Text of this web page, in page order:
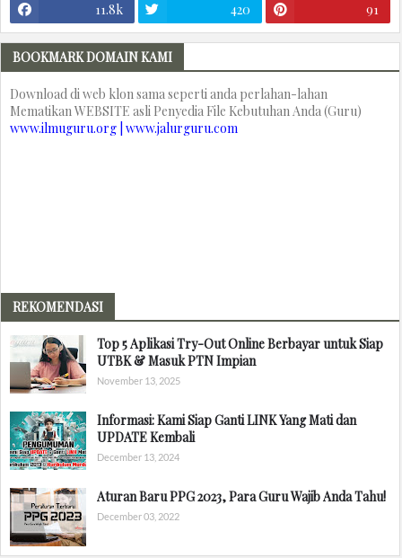
11.8k 420 91
BOOKMARK DOMAIN KAMI
Download di web klon sama seperti anda perlahan-lahan
Mematikan WEBSITE asli Penyedia File Kebutuhan Anda (Guru)
www.ilmuguru.org | www.jalurguru.com
REKOMENDASI
Top 5 Aplikasi Try-Out Online Berbayar untuk Siap
UTBK & Masuk PTN Impian
November 13, 2025
Informasi: Kami Siap Ganti LINK Yang Mati dan
UPDATE Kembali
December 13, 2024
Aturan Baru PPG 2023, Para Guru Wajib Anda Tahu!
December 03, 2022